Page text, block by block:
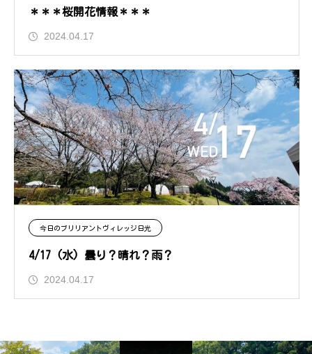
＊＊＊桜開花情報＊＊＊
2024.04.17
今日のブリリアントヴィレッジ日光
4/17 (水) 曇り？晴れ？雨？
2024.04.17